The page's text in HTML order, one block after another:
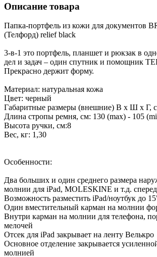
Описание товара
Папка-портфель из кожи для документов
(Телфорд) relief black
3-в-1 это портфель, планшет и рюкзак в
дел и задач – один спутник и помощник
Прекрасно держит форму.
Материал: натуральная кожа
Цвет: черный
Габаритные размеры (внешние) В х Ш х Г,
Длина стропы ремня, см: 130 (max) - 105
Высота ручки, см:8
Вес, кг: 1,30
Особенности:
Два больших и один среднего размера
молнии для iPad, MOLESKINE и т.д.
Возможность разместить iPad/ноутбук до
Один вместительный карман на молнии
Внутри карман на молнии для телефона,
мелочей
Отсек для iPad закрывает на ленту Велькро
Основное отделение закрывается
молнией